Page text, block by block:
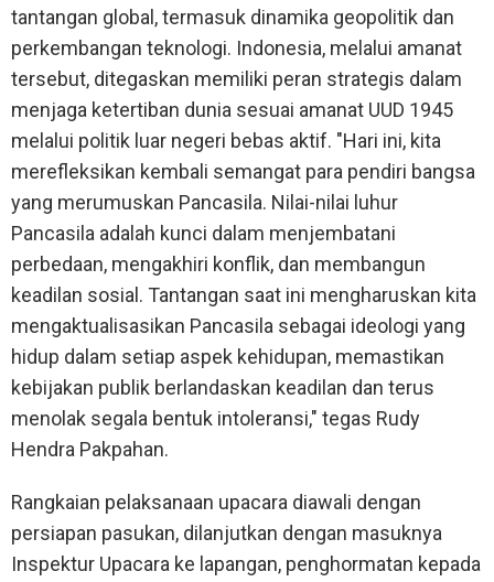
tantangan global, termasuk dinamika geopolitik dan
perkembangan teknologi. Indonesia, melalui amanat
tersebut, ditegaskan memiliki peran strategis dalam
menjaga ketertiban dunia sesuai amanat UUD 1945
melalui politik luar negeri bebas aktif. "Hari ini, kita
merefleksikan kembali semangat para pendiri bangsa
yang merumuskan Pancasila. Nilai-nilai luhur
Pancasila adalah kunci dalam menjembatani
perbedaan, mengakhiri konflik, dan membangun
keadilan sosial. Tantangan saat ini mengharuskan kita
mengaktualisasikan Pancasila sebagai ideologi yang
hidup dalam setiap aspek kehidupan, memastikan
kebijakan publik berlandaskan keadilan dan terus
menolak segala bentuk intoleransi," tegas Rudy
Hendra Pakpahan.
Rangkaian pelaksanaan upacara diawali dengan
persiapan pasukan, dilanjutkan dengan masuknya
Inspektur Upacara ke lapangan, penghormatan kepada